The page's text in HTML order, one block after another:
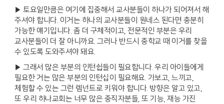
▶ 토요일만큼은 여기에 집중해서 교사분들이 하나가 되어져서 해
주셔야 합니다. 이거는 하나의 교사분들이 원네스 된다면 충분히
가능한 얘기입니다. 좀 더 구체적이고, 전문적인 부분은 우리
교사분들이 더 잘 아니까요. 그러나 반드시 중학교 때 이거를 찾을
수 있도록 도와주셔야 돼요.
▶ 그래서 많은 부분의 인턴쉽들이 필요합니다. 우리 아이들에게
필요한 거는 많은 부분의 인턴십이 필요해요. 가보고, 느끼고,
체험할 수 있는 그런 렘넌트로 키워야 합니다. 방향은 알고 있고,
또 우리 하나교회는 너무 많은 중직자분들, 또 기능, 재능 가진